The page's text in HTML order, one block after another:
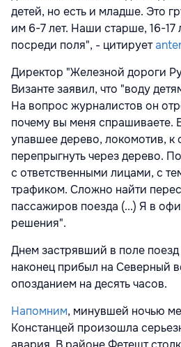
детей, но есть и младше. Это
им 6-7 лет. Наши старше, 16-17
посреди поля", - цитирует
Директор "Железной дороги
Византезаявил, что "воду
На вопрос журналистов он
почему вы меня спрашиваете.
упавшее дерево, локомотив,
перепрыгнуть через дерево.
с ответственными лицами, с
трафиком. Сложно найти
пассажиров поезда (...) Я в
решения".
Днем застрявший в поле поезд
наконец прибыл на Северный
опозданием на десять часов.
Напомним, минувшей ночью
Констанцей произошла